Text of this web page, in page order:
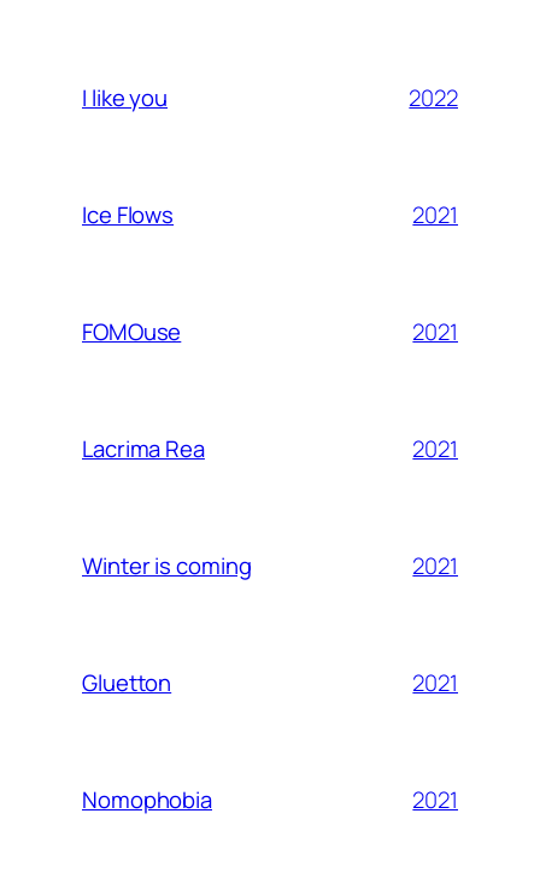
I like you 2022
Ice Flows 2021
FOMOuse 2021
Lacrima Rea 2021
Winter is coming 2021
Gluetton 2021
Nomophobia 2021